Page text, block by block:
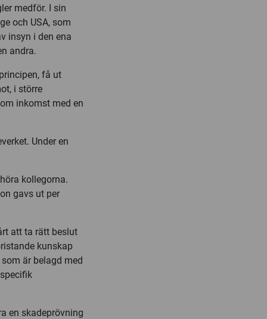
medför. I sin
och USA, som
insyn i den ena
andra.
få ut
i större
inkomst med en
Under en
kollegorna.
gavs ut per
att ta rätt beslut
kunskap
är belagd med
en skadeprövning